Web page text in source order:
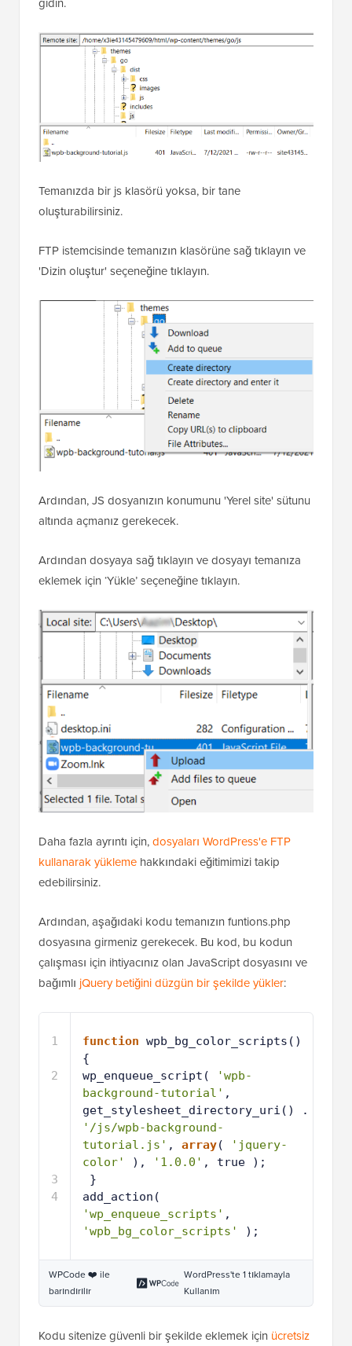
Temanızda bir js klasörü yoksa, bir tane
oluşturabilirsiniz.
FTP istemcisinde temanızın klasörüne sağ tıklayın ve
'Dizin oluştur' seçeneğine tıklayın.
Ardından, JS dosyanızın konumunu 'Yerel site' sütunu
altında açmanız gerekecek.
Ardından dosyaya sağ tıklayın ve dosyayı temanıza
eklemek için ‘Yükle’ seçeneğine tıklayın.
Daha fazla ayrıntı için,dosyaları WordPress'e FTP
kullanarak yükleme hakkındaki eğitimimizi takip
edebilirsiniz.
Ardından, aşağıdaki kodu temanızın funtions.php
dosyasına girmeniz gerekecek. Bu kod, bu kodun
çalışması için ihtiyacınız olan JavaScript dosyasını ve
bağımlı jQuery betiğinidüzgün bir şekilde yükler:
1
2
3
4
function wpb_bg_color_scripts()
{
wp_enqueue_script(
'wpb-
background-tutorial' ,
'/js/wpb-background-
tutorial.js' , array(
'jquery-
color'
), '1.0.0' , true );
}
'wp_enqueue_scripts'
'wpb_bg_color_scripts'
);
WPCode ❤️ ile
barındırılır
WordPress'te 1 tıklamayla
Kullanım
Kodu sitenize güvenli bir şekilde eklemek için ücretsiz